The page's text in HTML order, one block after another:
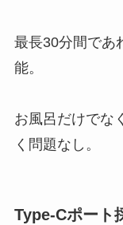
最長30分間であ
能。
お風呂だけでな
く問題なし。
Type-Cポート